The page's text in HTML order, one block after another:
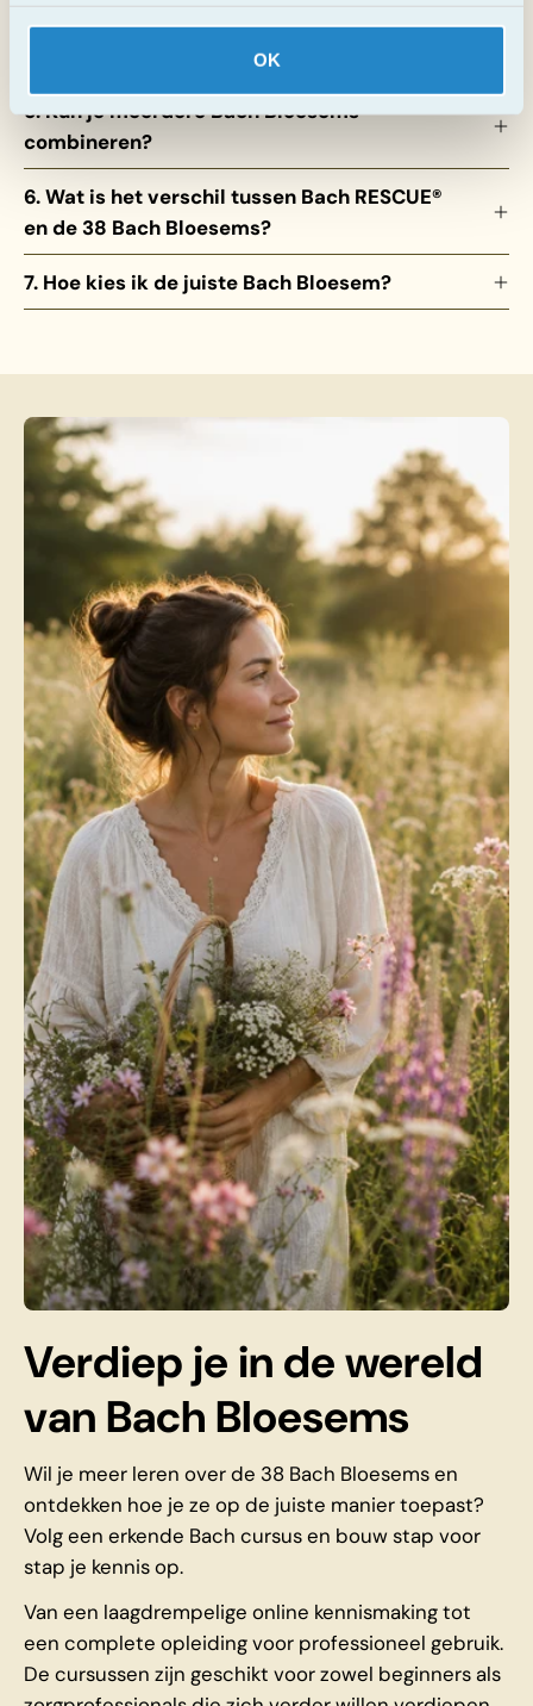
OK
4. Kunnen kinderen en dieren ook Bach
5. Kun je meerdere Bach Bloesems
combineren?
6. Wat is het verschil tussen Bach RESCUE®
en de 38 Bach Bloesems?
7. Hoe kies ik de juiste Bach Bloesem?
Verdiep je in de wereld
van Bach Bloesems
Wil je meer leren over de 38 Bach Bloesems en
ontdekken hoe je ze op de juiste manier toepast?
Volg een erkende Bach cursus en bouw stap voor
stap je kennis op.
Van een laagdrempelige online kennismaking tot
een complete opleiding voor professioneel gebruik.
De cursussen zijn geschikt voor zowel beginners als